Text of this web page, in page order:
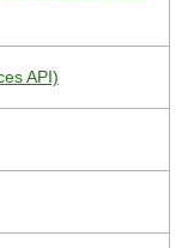
API)